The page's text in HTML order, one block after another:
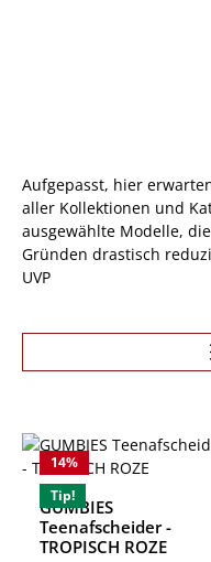
Aufgepasst, hier
aller Kollektionen und
ausgewählte Modelle,
Gründen drastisch
UVP
14%
Tip!
GUMBIES
Teenafscheider -
TROPISCH ROZE